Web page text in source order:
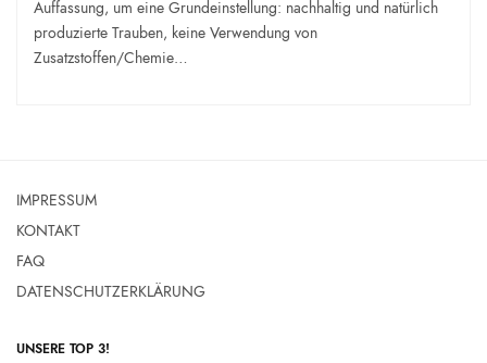
Auffassung, um eine Grundeinstellung: nachhaltig und natürlich
produzierte Trauben, keine Verwendung von
Zusatzstoffen/Chemie…
IMPRESSUM
KONTAKT
FAQ
DATENSCHUTZERKLÄRUNG
UNSERE TOP 3!